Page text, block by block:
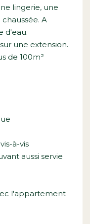
lingerie, une
A
d'eau.
une extension.
de 100m²
à-vis
aussi servie
l'appartement